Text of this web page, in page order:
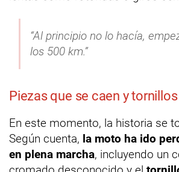
“Al principio no lo hacía,
los 500 km.”
Piezas que se caen y
En este momento, la historia se
Según cuenta, la moto ha ido
en plena marcha, incluyendo un